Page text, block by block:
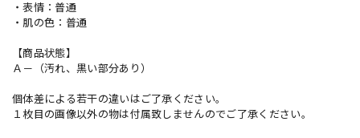
・表情：普通
・肌の色：普通
【商品状態】
Ａ－（汚れ、黒い部分あり）
個体差による若干の違いはご了承ください。
１枚目の画像以外の物は付属致しませんのでご了承ください。